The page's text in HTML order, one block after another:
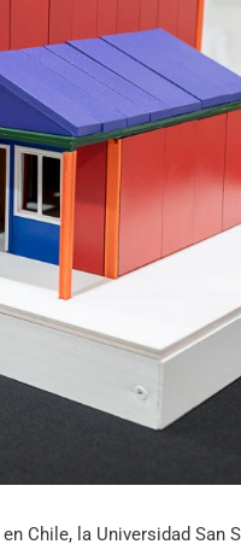
Archivo Sonoro
Chile, la Universidad San